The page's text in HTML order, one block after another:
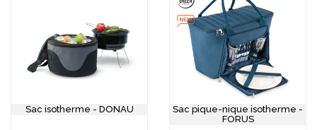
Sac isotherme - DONAU
Sac pique-nique isotherme -
FORUS